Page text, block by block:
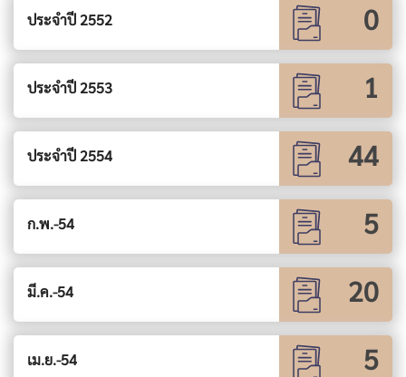
ประจำปี 2552 0
ประจำปี 2553 1
ประจำปี 2554 44
ก.พ.-54 5
มี.ค.-54 20
เม.ย.-54 5